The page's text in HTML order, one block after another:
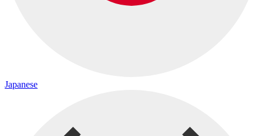
Japanese